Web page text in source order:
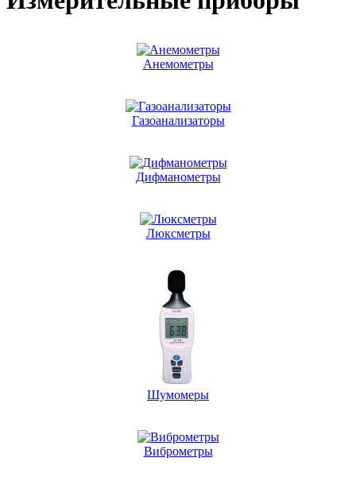
Анемометры
Газоанализаторы
Дифманометры
Люксметры
Шумомеры
Виброметры